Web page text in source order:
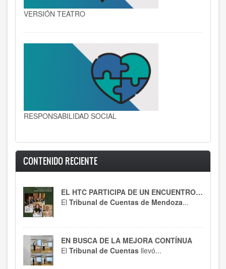
VERSIÓN TEATRO
RESPONSABILIDAD SOCIAL
CONTENIDO RECIENTE
EL HTC PARTICIPA DE UN ENCUENTRO CLAVE
El Tribunal de Cuentas de Mendoza...
EN BUSCA DE LA MEJORA CONTÍNUA
El Tribunal de Cuentas llevó...